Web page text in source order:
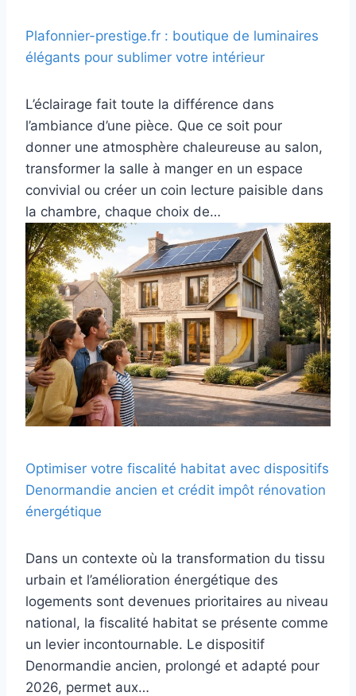
Plafonnier-prestige.fr : boutique de luminaires
élégants pour sublimer votre intérieur
L’éclairage fait toute la différence dans
l’ambiance d’une pièce. Que ce soit pour
donner une atmosphère chaleureuse au salon,
transformer la salle à manger en un espace
convivial ou créer un coin lecture paisible dans
la chambre, chaque choix de…
Optimiser votre fiscalité habitat avec dispositifs
Denormandie ancien et crédit impôt rénovation
énergétique
Dans un contexte où la transformation du tissu
urbain et l’amélioration énergétique des
logements sont devenues prioritaires au niveau
national, la fiscalité habitat se présente comme
un levier incontournable. Le dispositif
Denormandie ancien, prolongé et adapté pour
2026, permet aux…